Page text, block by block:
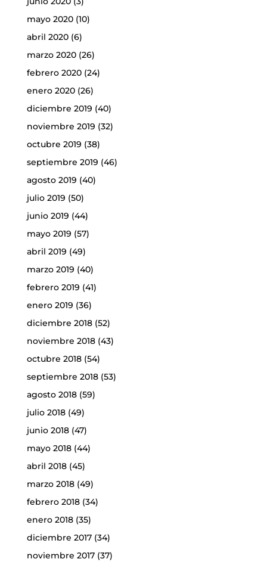
mayo 2020(10)
abril 2020(6)
marzo 2020(26)
febrero 2020(24)
enero 2020(26)
diciembre 2019 (40)
noviembre 2019 (32)
octubre 2019 (38)
septiembre 2019 (46)
agosto 2019 (40)
julio 2019 (50)
junio 2019 (44)
mayo 2019 (57)
abril 2019 (49)
marzo 2019 (40)
febrero 2019 (41)
enero 2019 (36)
diciembre 2018(52)
noviembre 2018(43)
octubre 2018(54)
septiembre 2018(53)
agosto 2018(59)
julio 2018(49)
junio 2018(47)
mayo 2018(44)
abril 2018(45)
marzo 2018(49)
febrero 2018(34)
enero 2018(35)
diciembre 2017(34)
noviembre 2017(37)